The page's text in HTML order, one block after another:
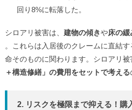
回り8%に転落した。
シロアリ被害は、 建物の傾きや床の緩
。これらは入居後のクレームに直結
命そのものに関わります。シロアリ被
＋構造修繕」の費用をセットで考える
2. リスクを極限まで抑える！購